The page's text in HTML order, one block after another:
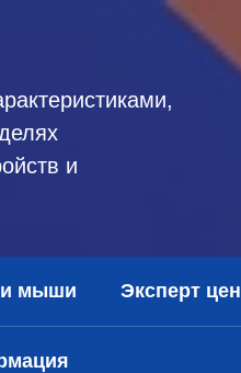
и
и мыши Эксперт цен